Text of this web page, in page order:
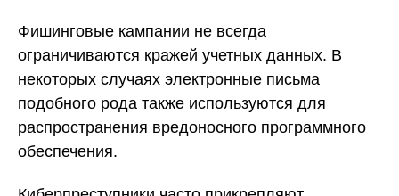
Фишинговые кампании не всегда
ограничиваются кражей учетных данных. В
некоторых случаях электронные письма
подобного рода также используются для
распространения вредоносного программного
обеспечения.